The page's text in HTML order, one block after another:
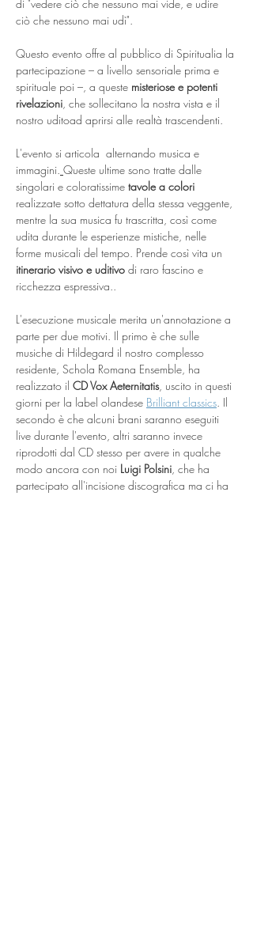
di "vedere ciò che nessuno mai vide, e udire
ciò che nessuno mai udì".
Questo evento offre al pubblico di Spiritualia la
partecipazione – a livello sensoriale prima e
spirituale poi –, a queste misteriose e potenti
rivelazioni, che sollecitano la nostra vista e il
nostro uditoad aprirsi alle realtà trascendenti.
L'evento si articola  alternando musica e
immagini. Queste ultime sono tratte dalle
singolari e coloratissime tavole a colori
realizzate sotto dettatura della stessa veggente,
mentre la sua musica fu trascritta, così come
udita durante le esperienze mistiche, nelle
forme musicali del tempo. Prende così vita un
itinerario visivo e uditivo di raro fascino e
ricchezza espressiva..
L'esecuzione musicale merita un'annotazione a
parte per due motivi. Il primo è che sulle
musiche di Hildegard il nostro complesso
residente, Schola Romana Ensemble, ha
realizzato il CD Vox Aeternitatis, uscito in questi
giorni per la label olandese Brilliant classics. Il
secondo è che alcuni brani saranno eseguiti
live durante l'evento, altri saranno invece
riprodotti dal CD stesso per avere in qualche
modo ancora con noi Luigi Polsini, che ha
partecipato all'incisione discografica ma ci ha